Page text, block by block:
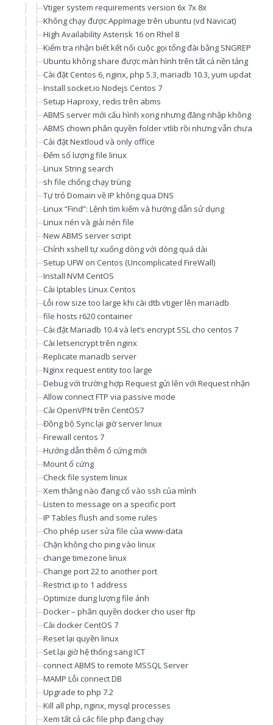
Vtiger system requirements version 6x 7x 8x
Không chạy được AppImage trên ubuntu (vd Navicat)
High Availability Asterisk 16 on Rhel 8
Kiểm tra nhận biết kết nối cuộc gọi tổng đài bằng SNGREP
Ubuntu không share được màn hình trên tất cả nền tảng
Cài đặt Centos 6, nginx, php 5.3, mariadb 10.3, yum update
Install socket.io Nodejs Centos 7
Setup Haproxy, redis trên abms
ABMS server mới cấu hình xong nhưng đăng nhập không
ABMS chown phân quyền folder vtlib rồi nhưng vẫn chưa có
Cài đặt Nextloud và only office
Đếm số lượng file linux
Linux String search
sh file chống chạy trùng
Tự trỏ Domain về IP không qua DNS
Linux “Find”: Lệnh tìm kiếm và hướng dẫn sử dụng
Linux nén và giải nén file
New ABMS server script
Chỉnh xshell tự xuống dòng với dòng quá dài
Setup UFW on Centos (Uncomplicated FireWall)
Install NVM CentOS
Cài Iptables Linux Centos
Lỗi row size too large khi cài dtb vtiger lên mariadb
file hosts r620 container
Cài đặt Mariadb 10.4 và let’s encrypt SSL cho centos 7
Cài letsencrypt trên nginx
Replicate mariadb server
Nginx request entity too large
Debug với trường hợp Request gửi lên với Request nhận
Allow connect FTP via passive mode
Cài OpenVPN trên CentOS7
Đồng bộ Sync lại giờ server linux
Firewall centos 7
Hướng dẫn thêm ổ cứng mới
Mount ổ cứng
Check file system linux
Xem thằng nào đang cố vào ssh của mình
Listen to message on a specific port
IP Tables flush and some rules
Cho phép user sửa file của www-data
Chặn không cho ping vào linux
change timezone linux
Change port 22 to another port
Restrict ip to 1 address
Optimize dung lượng file ảnh
Docker – phân quyền docker cho user ftp
Cài docker CentOS 7
Reset lại quyền linux
Set lại giờ hệ thống sang ICT
connect ABMS to remote MSSQL Server
MAMP Lỗi connect DB
Upgrade to php 7.2
Kill all php, nginx, mysql processes
Xem tất cả các file php đang chạy